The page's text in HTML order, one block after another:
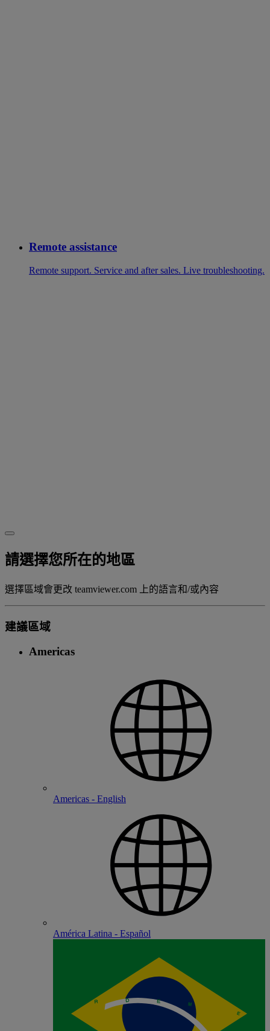
Remote assistance
Remote support. Service and after sales. Live troubleshooting.
請選擇您所在的地區
選擇區域會更改 teamviewer.com 上的語言和/或內容
建議區域
Americas
Americas - English
América Latina - Español